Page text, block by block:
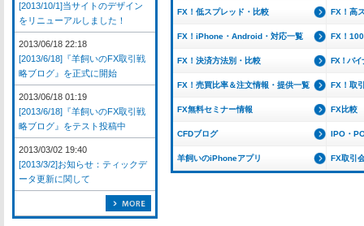
FX！低スプレッド・比較 FX！高
FX！iPhone・Android・対応一覧 FX！
FX！決済方法別・比較 FX！バイ
FX！売買比率＆注文情報・提供一覧 FX！取
FX無料セミナー情報 FX比較
CFDブログ IPO・
羊飼いのiPhoneアプリ FX取引
[2013/10/1]当サイトのデザイン
をリニューアルしました！
2013/06/18 22:18
[2013/6/18]『羊飼いのFX取引戦
略ブログ』を正式に開始
2013/06/18 01:19
[2013/6/18]『羊飼いのFX取引戦
略ブログ』をテスト投稿中
2013/03/02 19:40
[2013/3/2]お知らせ：ティックデ
ータ更新に関して